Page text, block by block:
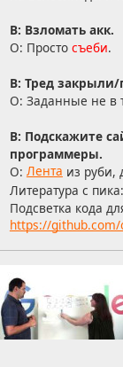
В: Взломать акк.
О: Просто съеби.
В: Тред закрыли/
О: Заданные не в
В: Подскажите
программеры.
О: Лента из руби,
Литература с пика:
Подсветка кода
https://github.com/